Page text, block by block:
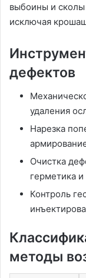
выбоины и
исключая
дефектов
удаления
Нарезка
Очистка
герметика
Контроль
методы